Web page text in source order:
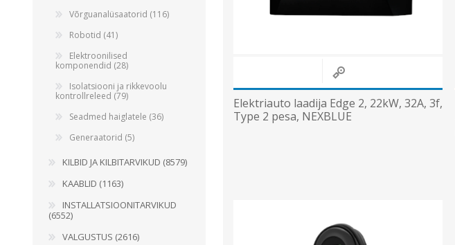
Elektriauto laadija Edge 2, 22kW, 32A, 3f,
Type 2 pesa, NEXBLUE
Võrguanalüsaatorid (116)
Robotid (41)
Elektroonilised
komponendid (28)
Isolatsiooni ja rikkevoolu
kontrollreleed (79)
Seadmed haiglatele (36)
Generaatorid (5)
KILBID JA KILBITARVIKUD (8579)
KAABLID (1163)
INSTALLATSIOONITARVIKUD
(6552)
VALGUSTUS (2616)